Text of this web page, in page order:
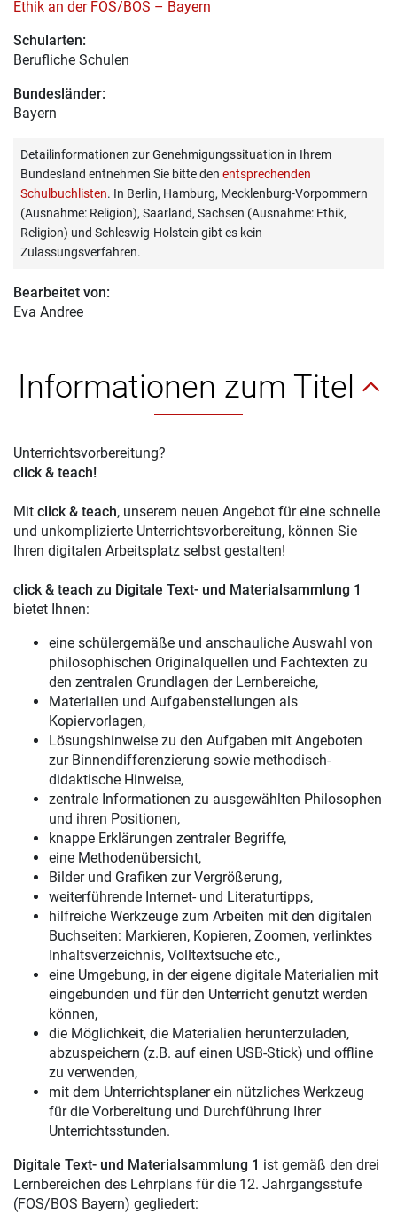
Ethik an der FOS/BOS – Bayern
Schularten:
Berufliche Schulen
Bundesländer:
Bayern
Detailinformationen zur Genehmigungssituation in Ihrem
Bundesland entnehmen Sie bitte den entsprechenden
Schulbuchlisten. In Berlin, Hamburg, Mecklenburg-Vorpommern
(Ausnahme: Religion), Saarland, Sachsen (Ausnahme: Ethik,
Religion) und Schleswig-Holstein gibt es kein
Zulassungsverfahren.
Bearbeitet von:
Eva Andree
Informationen zum Titel
Unterrichtsvorbereitung?
click & teach!
Mit click & teach, unserem neuen Angebot für eine schnelle
und unkomplizierte Unterrichtsvorbereitung, können Sie
Ihren digitalen Arbeitsplatz selbst gestalten!
click & teach zu Digitale Text- und Materialsammlung 1
bietet Ihnen:
eine schülergemäße und anschauliche Auswahl von
philosophischen Originalquellen und Fachtexten zu
den zentralen Grundlagen der Lernbereiche,
Materialien und Aufgabenstellungen als
Kopiervorlagen,
Lösungshinweise zu den Aufgaben mit Angeboten
zur Binnendifferenzierung sowie methodisch-
didaktische Hinweise,
zentrale Informationen zu ausgewählten Philosophen
und ihren Positionen,
knappe Erklärungen zentraler Begriffe,
eine Methodenübersicht,
Bilder und Grafiken zur Vergrößerung,
weiterführende Internet- und Literaturtipps,
hilfreiche Werkzeuge zum Arbeiten mit den digitalen
Buchseiten: Markieren, Kopieren, Zoomen, verlinktes
Inhaltsverzeichnis, Volltextsuche etc.,
eine Umgebung, in der eigene digitale Materialien mit
eingebunden und für den Unterricht genutzt werden
können,
die Möglichkeit, die Materialien herunterzuladen,
abzuspeichern (z.B. auf einen USB-Stick) und offline
zu verwenden,
mit dem Unterrichtsplaner ein nützliches Werkzeug
für die Vorbereitung und Durchführung Ihrer
Unterrichtsstunden.
Digitale Text- und Materialsammlung 1 ist gemäß den drei
Lernbereichen des Lehrplans für die 12. Jahrgangsstufe
(FOS/BOS Bayern) gegliedert: